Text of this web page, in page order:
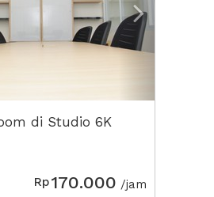
di Studio 6K
Rp170.000 /jam